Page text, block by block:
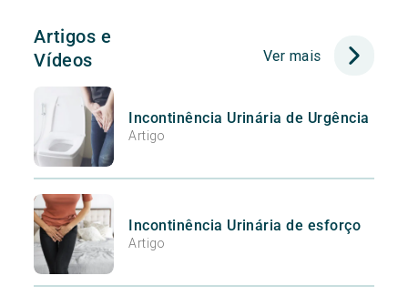
Artigos e
Vídeos
Ver mais
Incontinência Urinária de Urgência
Artigo
Incontinência Urinária de esforço
Artigo